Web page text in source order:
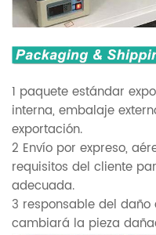
1 paquete estándar
interna, embalaje
exportación.
2 Envío por expreso,
requisitos del cliente
adecuada.
3 responsable del
cambiará la pieza